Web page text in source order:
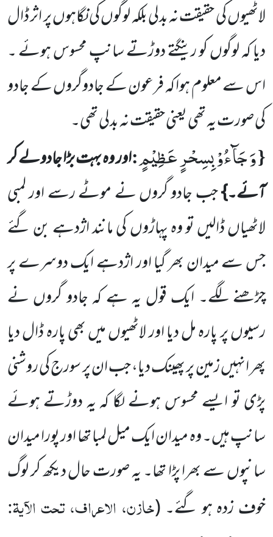
لاٹھیوں کی حقیقت نہ بدلی بلکہ لوگوں کی نگاہوں پر اثر ڈال
دیا کہ لوگوں کو رینگتےدوڑتے سانپ محسوس ہوئے ۔
اس سے معلوم ہوا کہ فرعون کے جادوگروں کے جادو
کی صورت یہ تھی یعنی حقیقت نہ بدلی تھی۔
{وَ جَآءُوْ بِسِحْرٍ عَظِیْمٍ:اور وہ بہت بڑا جادولے کر
آئے۔}جب جادو گروں نے موٹے رسے اور لمبی
لاٹھیاں ڈالیںتو وہ پہاڑوں کی مانند اژدہے بن گئے
جس سے میدان بھر گیا اور اژدہے ایک دوسرے پر
چڑھنے لگے۔ ایک قول یہ ہے کہ جادو گروں نے
رسیوں پر پارہ مل دیا اور لاٹھیوں میں بھی پارہ ڈال دیا
پھر انہیں زمین پر پھینک دیا، جب ان پر سورجکی روشنی
پڑی تو ایسے محسوس ہونے لگا کہ یہ دوڑتے ہوئے
سانپ ہیں۔ وہ میدان ایک میل لمبا تھا اور پورا میدان
سانپوںسے بھرا پڑا تھا۔ یہ صورت حال دیکھ کر لوگ
خوف زدہ ہو گئے۔ (خازن، الاعراف، تحت الآیۃ: